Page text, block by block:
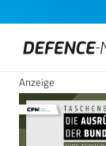
Anzeige